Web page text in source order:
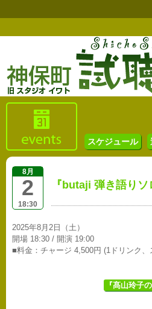
スケジュール
8月
2
18:30
『butaji 弾き語り
2025年8月2日（土）
開場 18:30 / 開演 19:00
■料金：チャージ 4,500円 (1ドリンク、
『髙山玲子